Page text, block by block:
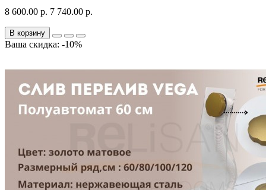
8 600.00 р. 7 740.00 р.
В корзину
Ваша скидка: -10%